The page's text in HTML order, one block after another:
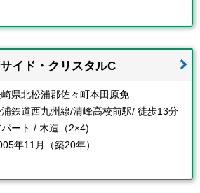
イド・クリスタルC
県北松浦郡佐々町本田原免
鉄道西九州線/清峰高校前駅/ 徒歩13分
パート / 木造（2×4)
年11月（築20年）